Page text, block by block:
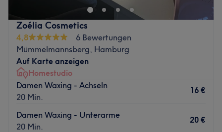
Massagen, Kosmetik, Anti-Aging oder Fußpflege. Dazu
haben Sie auch die Möglichkeit erholsame Saunaabende
im Sportpark zu verbringen. Genießen Sie die
traditionelle balinesische Welt und die erholsame
Momente im tollen Ambiente, indem Sie jetzt Ihren
Verwöhnungstermin buchen.
Zurück zur Salonansicht
Zoélia Cosmetics
4,8
6 Bewertungen
Mümmelmannsberg, Hamburg
Auf Karte anzeigen
Homestudio
Damen Waxing - Achseln
20 Min.
16 €
Damen Waxing - Unterarme
20 Min.
20 €